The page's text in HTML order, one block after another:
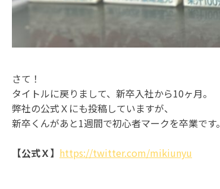
さて！
タイトルに戻りまして、新卒入社から10ヶ月。
弊社の公式Ｘにも投稿していますが、
新卒くんがあと1週間で初心者マークを卒業です。
【公式Ｘ】 https://twitter.com/mikiunyu